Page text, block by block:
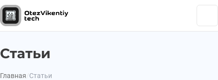
Статьи
Главная Статьи